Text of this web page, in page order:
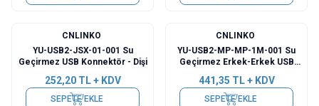
CNLINKO
YU-USB2-JSX-01-001 Su
Geçirmez USB Konnektör - Dişi
252,20TL + KDV
SEPETE EKLE
CNLINKO
YU-USB2-MP-MP-1M-001 Su
Geçirmez Erkek-Erkek USB
441,35 TL + KDV
SEPETE EKLE